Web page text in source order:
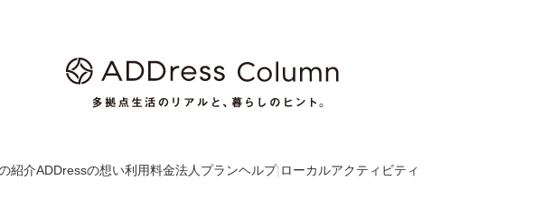
紹介ADDressの想い利用料金法人プランヘルプ| ローカルアクティビティ